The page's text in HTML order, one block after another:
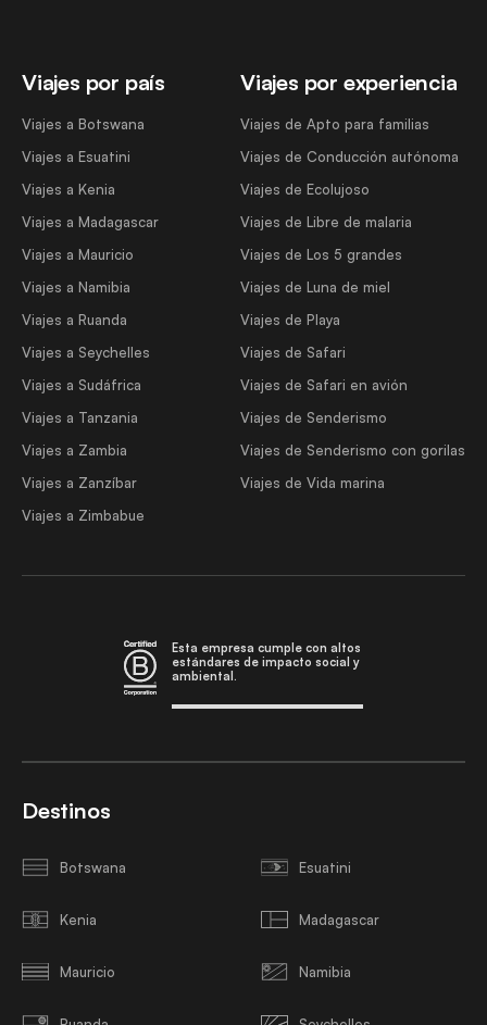
Viajes por país
Viajes a Botswana
Viajes a Esuatini
Viajes a Kenia
Viajes a Madagascar
Viajes a Mauricio
Viajes a Namibia
Viajes a Ruanda
Viajes a Seychelles
Viajes a Sudáfrica
Viajes a Tanzania
Viajes a Zambia
Viajes a Zanzíbar
Viajes a Zimbabue
Viajes por experiencia
Viajes de Apto para familias
Viajes de Conducción autónoma
Viajes de Ecolujoso
Viajes de Libre de malaria
Viajes de Los 5 grandes
Viajes de Luna de miel
Viajes de Playa
Viajes de Safari
Viajes de Safari en avión
Viajes de Senderismo
Viajes de Senderismo con gorilas
Viajes de Vida marina
Esta empresa cumple con altos
estándares de impacto social y
ambiental.
Destinos
Botswana Esuatini
Kenia Madagascar
Mauricio Namibia